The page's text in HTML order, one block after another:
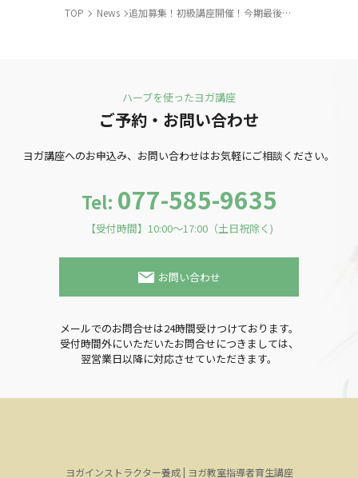
TOP News 追加募集！初級講座開催！今期最後の内容・価格です。
ハーブを使ったヨガ講座
ご予約・お問い合わせ
ヨガ講座へのお申込み、お問い合わせはお気軽にご相談ください。
Tel: 077-585-9635
【受付時間】10:00～17:00（土日祝除く)
お問い合わせ
メールでのお問合せは24時間受けつけております。
受付時間外にいただいたお問合せにつきましては、
翌営業日以降に対応させていただきます。
ヨガインストラクター養成 | ヨガ教室指導者育生講座